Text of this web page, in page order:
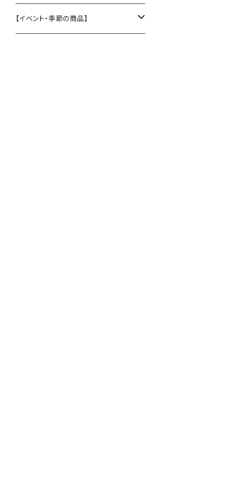
【イベント・季節の商品】